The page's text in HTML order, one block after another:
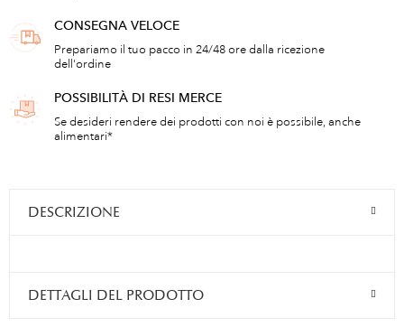
CONSEGNA VELOCE
Prepariamo il tuo pacco in 24/48 ore dalla ricezione
dell'ordine
POSSIBILITÀ DI RESI MERCE
Se desideri rendere dei prodotti con noi è possibile, anche
alimentari*
DESCRIZIONE
DETTAGLI DEL PRODOTTO